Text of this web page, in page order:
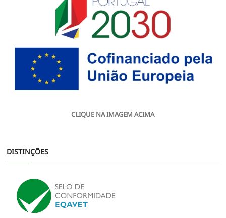
CLIQUE NA IMAGEM ACIMA
DISTINÇÕES